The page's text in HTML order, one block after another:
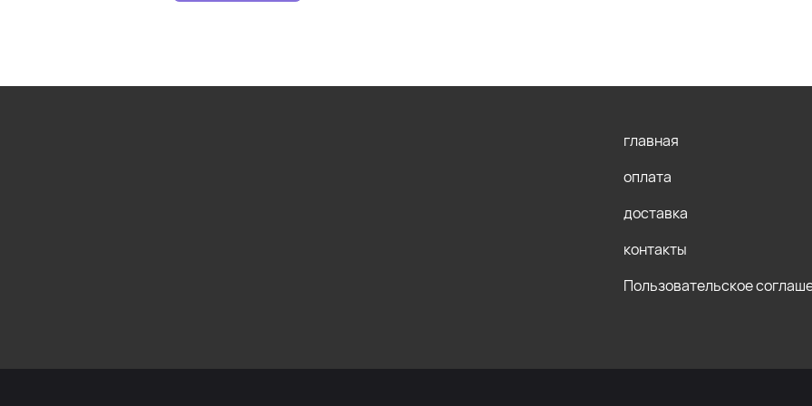
главная
оплата
доставка
контакты
Пользовательское